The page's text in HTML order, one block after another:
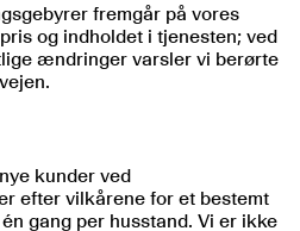
fremgår på vores
og indholdet i tjenesten; ved
ændringer varsler vi berørte
kunder ved
efter vilkårene for et bestemt
gang per husstand. Vi er ikke